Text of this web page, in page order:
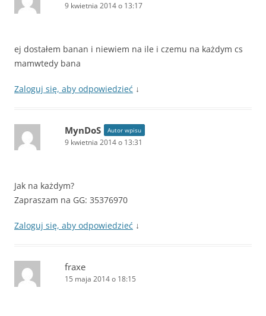
9 kwietnia 2014 o 13:17
ej dostałem banan i niewiem na ile i czemu na każdym cs
mamwtedy bana
Zaloguj się, aby odpowiedzieć ↓
MynDoS Autor wpisu
9 kwietnia 2014 o 13:31
Jak na każdym?
Zapraszam na GG: 35376970
Zaloguj się, aby odpowiedzieć ↓
fraxe
15 maja 2014 o 18:15